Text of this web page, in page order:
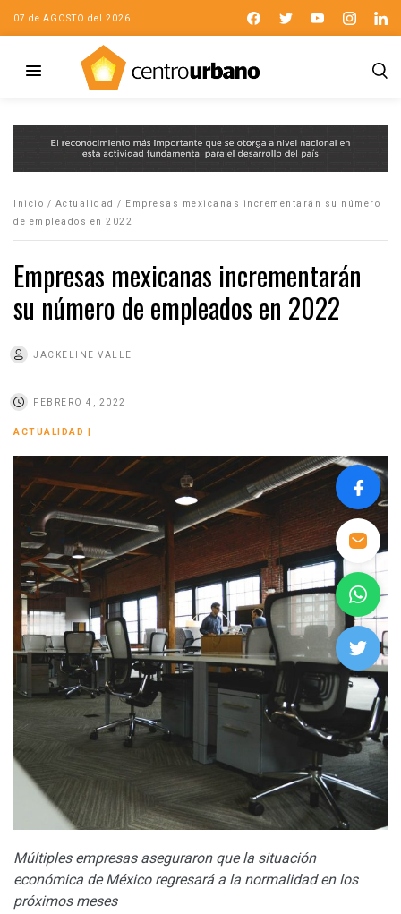
07 de AGOSTO del 2026
Inicio / Actualidad /
Empresas mexicanas incrementarán su número
de empleados en 2022
Empresas mexicanas incrementarán
su número de empleados en 2022
JACKELINE VALLE
FEBRERO 4, 2022
ACTUALIDAD
Múltiples empresas aseguraron que la situación
económica de México regresará a la normalidad en los
próximos meses